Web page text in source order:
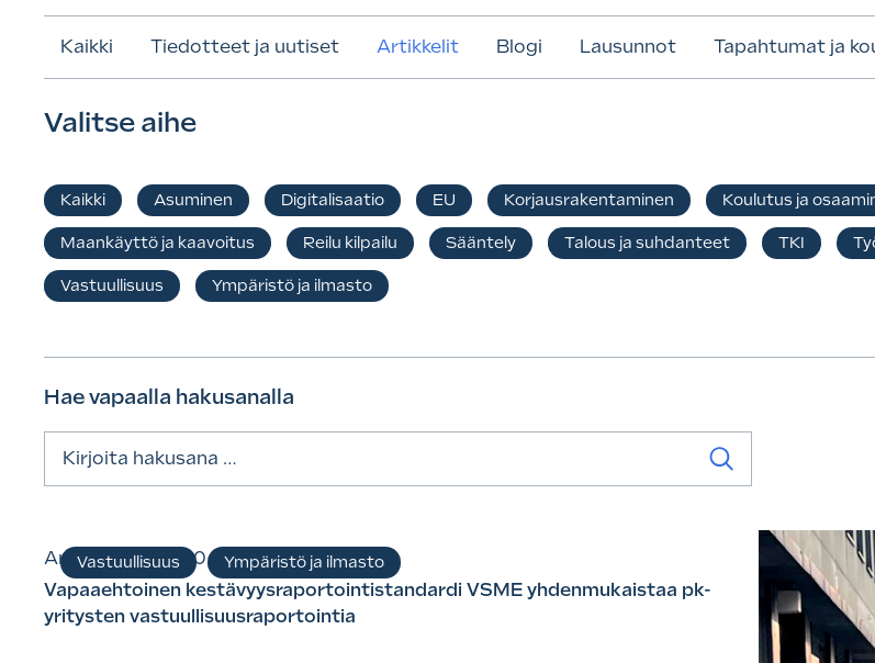
Kaikki Tiedotteet ja uutiset Artikkelit Blogi Lausunnot Tapahtumat ja
Valitse aihe
Kaikki Asuminen Digitalisaatio EU Korjausrakentaminen Koulutus ja
Maankäyttö ja kaavoitus Reilu kilpailu Sääntely Talous ja suhdanteet TKI
Vastuullisuus Ympäristö ja ilmasto
Hae vapaalla hakusanalla
Artikkelit
15.10.2025
Vapaaehtoinen kestävyysraportointistandardi VSME yhdenmukaistaa pk-
yritysten vastuullisuusraportointia
Vastuullisuus Ympäristö ja ilmasto